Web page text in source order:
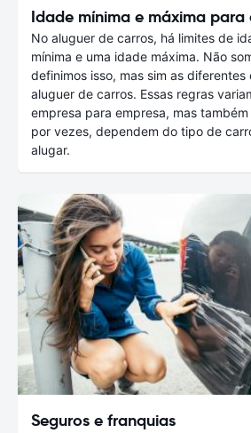
Idade mínima e máxima
No aluguer de carros, há limites de
mínima e uma idade máxima. Não
definimos isso, mas sim as diferentes
aluguer de carros. Essas regras
empresa para empresa, mas
por vezes, dependem do tipo de
alugar.
Seguros e franquias